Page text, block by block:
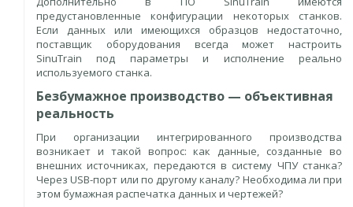
предустановленные конфигурации некоторых станков.
Если данных или имеющихся образцов недостаточно,
поставщик оборудования всегда может настроить
SinuTrain под параметры и исполнение реально
используемого станка.
Безбумажное производство — объективная
реальность
При организации интегрированного производства
возникает и такой вопрос: как данные, созданные во
внешних источниках, передаются в систему ЧПУ станка?
Через USB-порт или по другому каналу? Необходима ли при
этом бумажная распечатка данных и чертежей?